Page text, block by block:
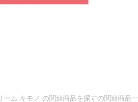
ーム キモノ の関連商品を探すの関連商品